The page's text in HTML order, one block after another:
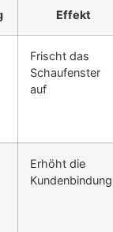
Effekt
Frischt das
Schaufenster
auf
Erhöht die
Kundenbindung